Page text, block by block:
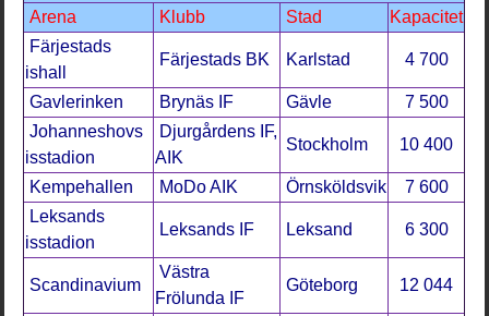
Arena
Klubb Stad
Kapacitet
Färjestads
ishall
Färjestads BK Karlstad 4 700
Gavlerinken Brynäs IF Gävle
7 500
Johanneshovs
isstadion
Djurgårdens IF,
AIK
Stockholm 10 400
Kempehallen MoDo AIK Örnsköldsvik
7 600
Leksands
isstadion
Leksands IF Leksand 6 300
Scandinavium
Västra
Frölunda IF
Göteborg 12 044